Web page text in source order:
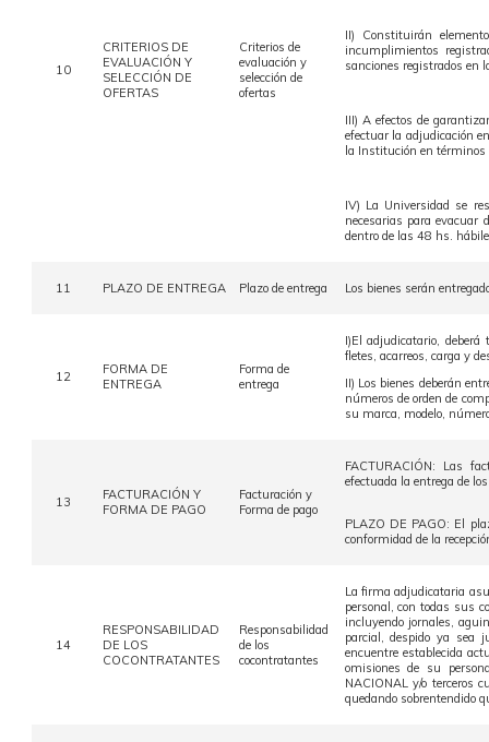
10
CRITERIOS DE
EVALUACIÓN Y
SELECCIÓN DE
OFERTAS
Criterios de
evaluación y
selección de
ofertas
II) Constituirán
incumplimientos
sanciones registrados en
III) A efectos de
efectuar la adjudicación
la Institución en términos
IV) La Universidad se
necesarias para evacuar
dentro de las 48 hs.
11 PLAZO DE ENTREGA Plazo de entrega Los bienes serán
12
FORMA DE
ENTREGA
Forma de
entrega
I)El adjudicatario,
fletes, acarreos, carga y
II) Los bienes deberán
números de orden de
su marca, modelo,
13
FACTURACIÓN Y
FORMA DE PAGO
Facturación y
Forma de pago
FACTURACIÓN: Las
efectuada la entrega de
PLAZO DE PAGO: El
conformidad de la
14
RESPONSABILIDAD
DE LOS
COCONTRATANTES
Responsabilidad
de los
cocontratantes
La firma adjudicataria
personal, con todas sus
incluyendo jornales,
parcial, despido ya sea
encuentre establecida
omisiones de su
NACIONAL y/o terceros
quedando sobrentendido